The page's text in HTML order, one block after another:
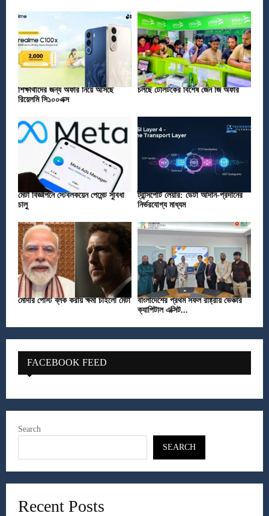
শিক্ষার্থীদের জন্য অফার নিয়ে আসছে
রিয়েলমি সি১০০এক্স
চলছে টেলিটকের বিশেষ জেন জি অফার
মেটা বিজ্ঞাপনে স্টেবলকয়েন পেমেন্ট সুবিধা
চালু
ট্রান্সপোর্ট লেয়ার: ডেটা আদান-প্রদানের
নির্ভরযোগ্য মাধ্যম
মোদীর পোস্ট ব্লক করায় ক্ষমা চাইলো মেটা
বাংলাদেশের প্রথম সফল রাষ্ট্রীয় ভেঞ্চার
ক্যাপিটাল এক্সিট...
FACEBOOK FEED
Search
SEARCH
Recent Posts